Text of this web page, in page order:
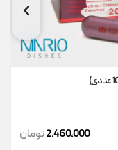
2,460,000تومان